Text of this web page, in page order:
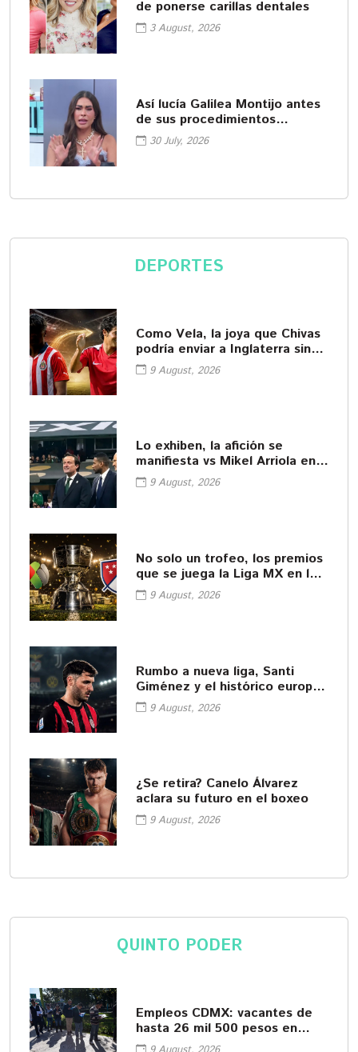
de ponerse carillas dentales
3 August, 2026
Así lucía Galilea Montijo antes
de sus procedimientos
cosméticos
30 July, 2026
DEPORTES
Como Vela, la joya que Chivas
podría enviar a Inglaterra sin
ser titular
9 August, 2026
Lo exhiben, la afición se
manifiesta vs Mikel Arriola en
premiacion Sub-20
9 August, 2026
No solo un trofeo, los premios
que se juega la Liga MX en la
Leagues Cup
9 August, 2026
Rumbo a nueva liga, Santi
Giménez y el histórico europeo
que lo buscaría
9 August, 2026
¿Se retira? Canelo Álvarez
aclara su futuro en el boxeo
9 August, 2026
QUINTO PODER
Empleos CDMX: vacantes de
hasta 26 mil 500 pesos en
agosto